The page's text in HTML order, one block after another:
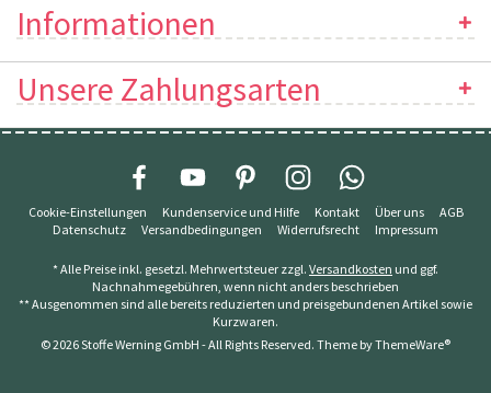
Informationen
Unsere Zahlungsarten
Cookie-Einstellungen Kundenservice und Hilfe Kontakt Über uns
AGB
Datenschutz
Versandbedingungen Widerrufsrecht Impressum
* Alle Preise inkl. gesetzl. Mehrwertsteuer zzgl. Versandkosten und ggf.
Nachnahmegebühren, wenn nicht anders beschrieben
** Ausgenommen sind alle bereits reduzierten und preisgebundenen Artikel sowie
Kurzwaren.
© 2026 Stoffe Werning GmbH - All Rights Reserved. Theme byThemeWare®